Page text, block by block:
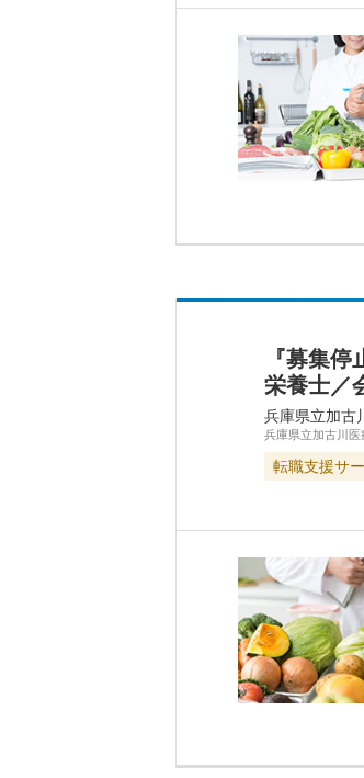
『募集
栄養士／
兵庫県立加古
兵庫県立加古川医
転職支援サ